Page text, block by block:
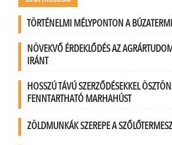
TÖRTÉNELMI MÉLYPONTON A
NÖVEKVŐ ÉRDEKLŐDÉS AZ
IRÁNT
HOSSZÚ TÁVÚ SZERZŐDÉSEKKEL
FENNTARTHATÓ MARHAHÚST
ZÖLDMUNKÁK SZEREPE A